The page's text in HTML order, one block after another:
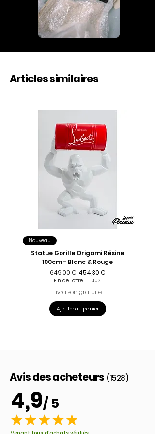
Articles similaires
Nouveau
Statue Gorille Origami Résine
100cm - Blanc & Rouge
Prix original
649,00 € Prix promotionnel
454,30 €
Fin de l'offre = -30%
Livraison gratuite
Ajouter au panier
Avis des acheteurs (1528)
4,9/ 5